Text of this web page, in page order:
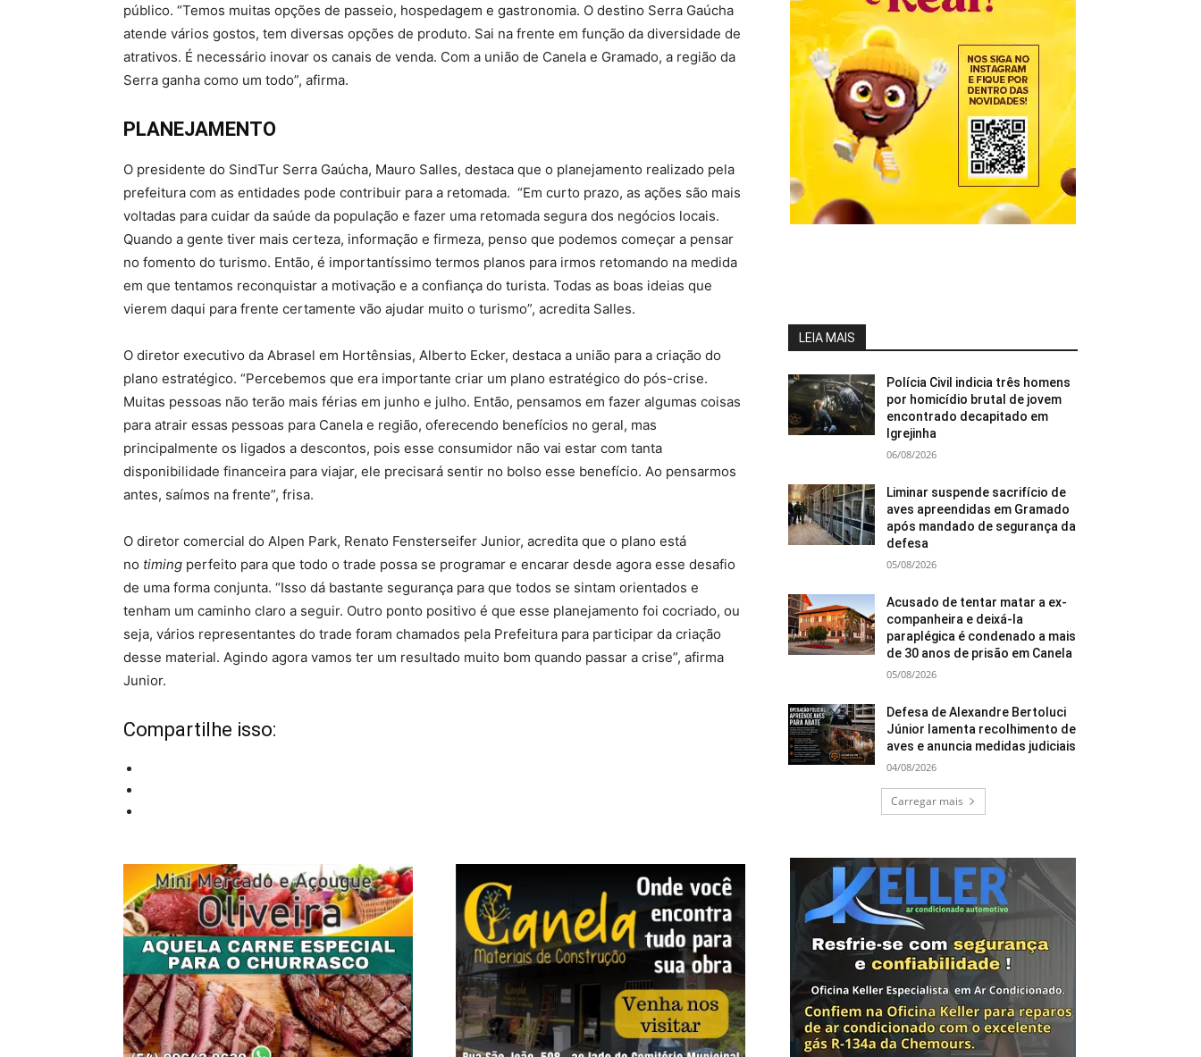
público. “Temos muitas opções de passeio, hospedagem e gastronomia. O destino Serra Gaúcha
atende vários gostos, tem diversas opções de produto. Sai na frente em função da diversidade de
atrativos. É necessário inovar os canais de venda. Com a união de Canela e Gramado, a região da
Serra ganha como um todo”, afirma.
PLANEJAMENTO
O presidente do SindTur Serra Gaúcha, Mauro Salles, destaca que o planejamento realizado pela
prefeitura com as entidades pode contribuir para a retomada. “Em curto prazo, as ações são mais
voltadas para cuidar da saúde da população e fazer uma retomada segura dos negócios locais.
Quando a gente tiver mais certeza, informação e firmeza, penso que podemos começar a pensar
no fomento do turismo. Então, é importantíssimo termos planos para irmos retomando na medida
em que tentamos reconquistar a motivação e a confiança do turista. Todas as boas ideias que
vierem daqui para frente certamente vão ajudar muito o turismo”, acredita Salles.
O diretor executivo da Abrasel em Hortênsias, Alberto Ecker, destaca a união para a criação do
plano estratégico. “Percebemos que era importante criar um plano estratégico do pós-crise.
Muitas pessoas não terão mais férias em junho e julho. Então, pensamos em fazer algumas coisas
para atrair essas pessoas para Canela e região, oferecendo benefícios no geral, mas
principalmente os ligados a descontos, pois esse consumidor não vai estar com tanta
disponibilidade financeira para viajar, ele precisará sentir no bolso esse benefício. Ao pensarmos
antes, saímos na frente”, frisa.
O diretor comercial do Alpen Park, Renato Fensterseifer Junior, acredita que o plano está
no timing perfeito para que todo o trade possa se programar e encarar desde agora esse desafio
de uma forma conjunta. “Isso dá bastante segurança para que todos se sintam orientados e
tenham um caminho claro a seguir. Outro ponto positivo é que esse planejamento foi cocriado, ou
seja, vários representantes do trade foram chamados pela Prefeitura para participar da criação
desse material. Agindo agora vamos ter um resultado muito bom quando passar a crise”, afirma
Junior.
Compartilhe isso:
LEIA MAIS
Polícia Civil indicia três homens
por homicídio brutal de jovem
encontrado decapitado em
Igrejinha
06/08/2026
Liminar suspende sacrifício de
aves apreendidas em Gramado
após mandado de segurança da
defesa
05/08/2026
Acusado de tentar matar a ex-
companheira e deixá-la
paraplégica é condenado a mais
de 30 anos de prisão em Canela
05/08/2026
Defesa de Alexandre Bertoluci
Júnior lamenta recolhimento de
aves e anuncia medidas judiciais
04/08/2026
Carregar mais